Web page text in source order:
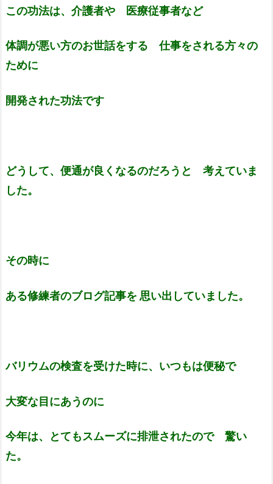
この功法は、介護者や 医療従事者など
体調が悪い方のお世話をする 仕事をされる方々の
ために
開発された功法です
どうして、便通が良くなるのだろうと 考えていま
した。
その時に
ある修練者のブログ記事を 思い出していました。
バリウムの検査を受けた時に、いつもは便秘で
大変な目にあうのに
今年は、とてもスムーズに排泄されたので 驚い
た。